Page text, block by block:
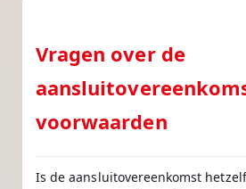
Vragen over de
voorwaarden
Is de aansluitovereenkomst